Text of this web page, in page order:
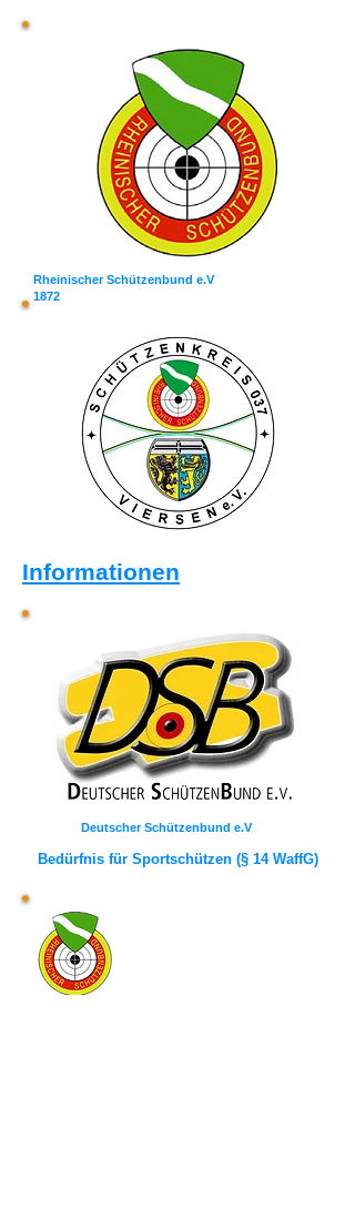
Rheinischer Schützenbund e.V
1872
Informationen
Deutscher Schützenbund e.V
Bedürfnis für Sportschützen (§ 14 WaffG)